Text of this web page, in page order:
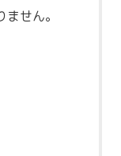
せん。